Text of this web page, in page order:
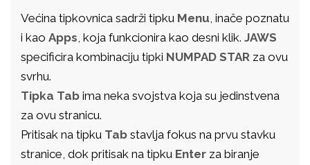
Većina tipkovnica sadrži tipku Menu , inače poznatu
i kao Apps , koja funkcionira kao desni klik. JAWS
specificira kombinaciju tipki NUMPAD STAR za ovu
svrhu.
Tipka Tab ima neka svojstva koja su jedinstvena
za ovu stranicu.
Pritisak na tipku Tab stavlja fokus na prvu stavku
stranice, dok pritisak na tipku Enter za biranje